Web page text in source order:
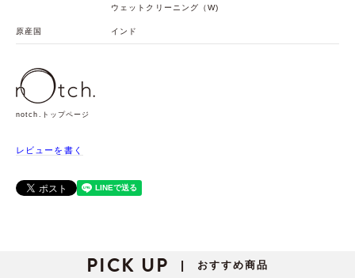
ウェットクリーニング（W)
原産国 インド
notch.トップページ
レビューを書く
PICK UP | おすすめ商品